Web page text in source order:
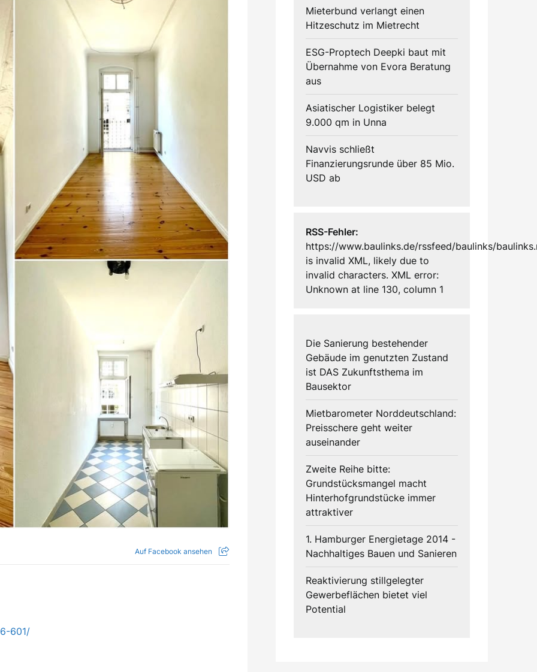
Auf Facebook ansehen
601/
Mieterbund verlangt einen
Hitzeschutz im Mietrecht
ESG-Proptech Deepki baut mit
Übernahme von Evora Beratung
aus
Asiatischer Logistiker belegt
9.000 qm in Unna
Navvis schließt
Finanzierungsrunde über 85 Mio.
USD ab
RSS-Fehler:
https://www.baulinks.de/rssfeed/baulinks/
is invalid XML, likely due to
invalid characters. XML error:
Unknown at line 130, column 1
Die Sanierung bestehender
Gebäude im genutzten Zustand
ist DAS Zukunftsthema im
Bausektor
Mietbarometer Norddeutschland:
Preisschere geht weiter
auseinander
Zweite Reihe bitte:
Grundstücksmangel macht
Hinterhofgrundstücke immer
attraktiver
1. Hamburger Energietage 2014 -
Nachhaltiges Bauen und Sanieren
Reaktivierung stillgelegter
Gewerbeflächen bietet viel
Potential